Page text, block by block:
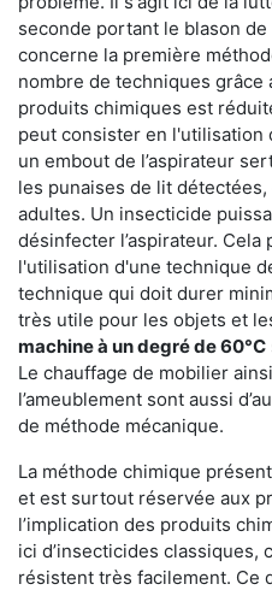
seconde portant le blason
concerne la première
nombre de techniques grâce
produits chimiques est
peut consister en l'utilisation
un embout de l’aspirateur
les punaises de lit
adultes. Un insecticide
désinfecter l’aspirateur.
l'utilisation d'une technique
technique qui doit durer
très utile pour les objets et
machine à un degré de 60°C
Le chauffage de mobilier
l’ameublement sont aussi
de méthode mécanique.
La méthode chimique
et est surtout réservée aux
l’implication des produits
ici d’insecticides classiques,
résistent très facilement. Ce